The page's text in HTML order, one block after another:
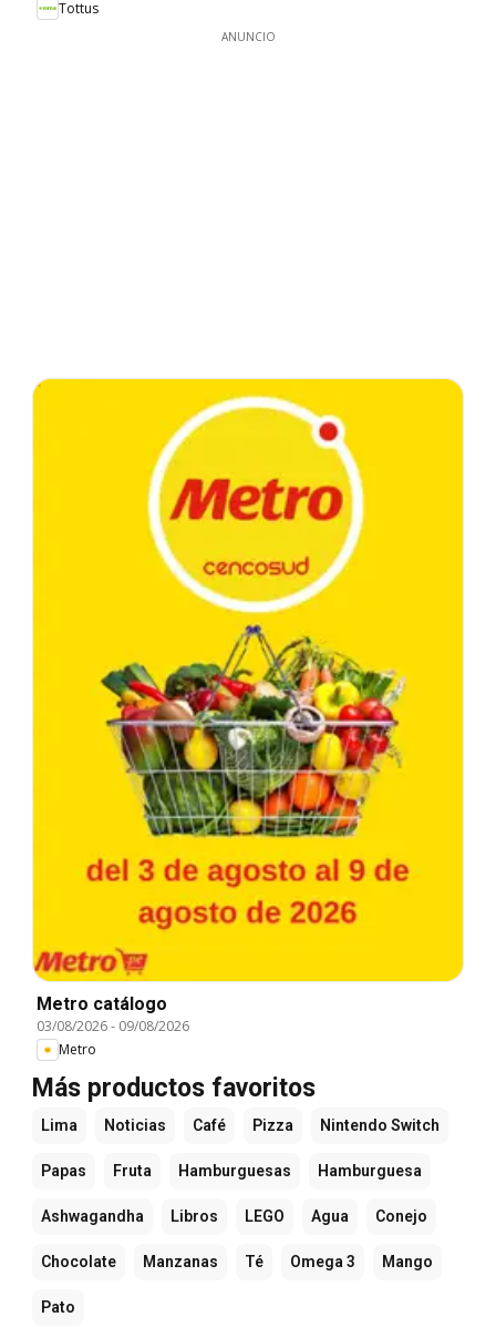
Tottus
ANUNCIO
Metro catálogo
03/08/2026- 09/08/2026
Metro
Más productos favoritos
Lima Noticias Café Pizza Nintendo Switch
Papas Fruta Hamburguesas Hamburguesa
Ashwagandha Libros LEGO Agua Conejo
Chocolate Manzanas Té Omega 3 Mango
Pato